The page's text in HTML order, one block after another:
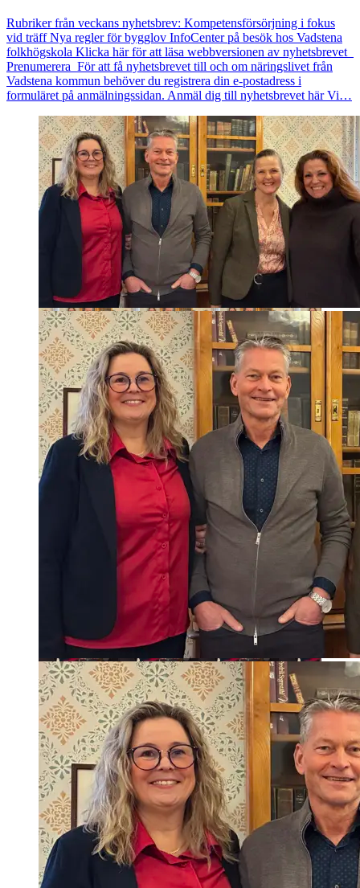
Rubriker från veckans nyhetsbrev: Kompetensförsörjning i fokus
vid träff Nya regler för bygglov InfoCenter på besök hos Vadstena
folkhögskola Klicka här för att läsa webbversionen av nyhetsbrevet
Prenumerera För att få nyhetsbrevet till och om näringslivet från
Vadstena kommun behöver du registrera din e-postadress i
formuläret på anmälningssidan. Anmäl dig till nyhetsbrevet här Vi…